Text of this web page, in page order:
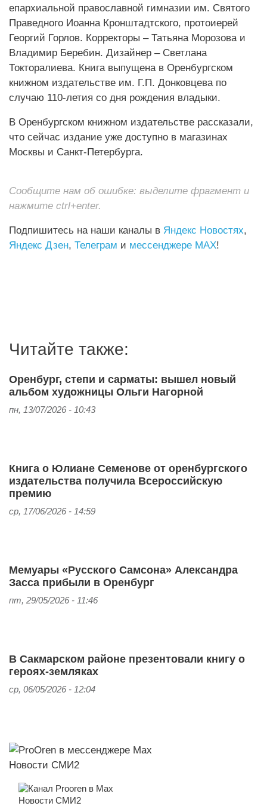
епархиальной православной гимназии им. Святого
Праведного Иоанна Кронштадтского, протоиерей
Георгий Горлов. Корректоры – Татьяна Морозова и
Владимир Беребин. Дизайнер – Светлана
Токторалиева. Книга выпущена в Оренбургском
книжном издательстве им. Г.П. Донковцева по
случаю 110-летия со дня рождения владыки.
В Оренбургском книжном издательстве рассказали,
что сейчас издание уже доступно в магазинах
Москвы и Санкт-Петербурга.
Сообщите нам об ошибке: выделите фрагмент и
нажмите ctrl+enter.
Подпишитесь на наши каналы в Яндекс Новостях,
Яндекс Дзен, Телеграм и мессенджере MAX!
Читайте также:
Оренбург, степи и сарматы: вышел новый
альбом художницы Ольги Нагорной
пн, 13/07/2026 - 10:43
Книга о Юлиане Семенове от оренбургского
издательства получила Всероссийскую
премию
ср, 17/06/2026 - 14:59
Мемуары «Русского Самсона» Александра
Засса прибыли в Оренбург
пт, 29/05/2026 - 11:46
В Сакмарском районе презентовали книгу о
героях-земляках
ср, 06/05/2026 - 12:04
Новости СМИ2
Новости СМИ2